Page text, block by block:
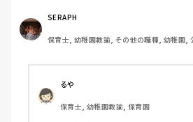
るものを探しています。現場の準備に
子どもたちが夢中になれるおすすめの
えてください。
SERAPH
保育士, 幼稚園教諭, その他の職種, 幼稚園,
るや
保育士, 幼稚園教諭, 保育園